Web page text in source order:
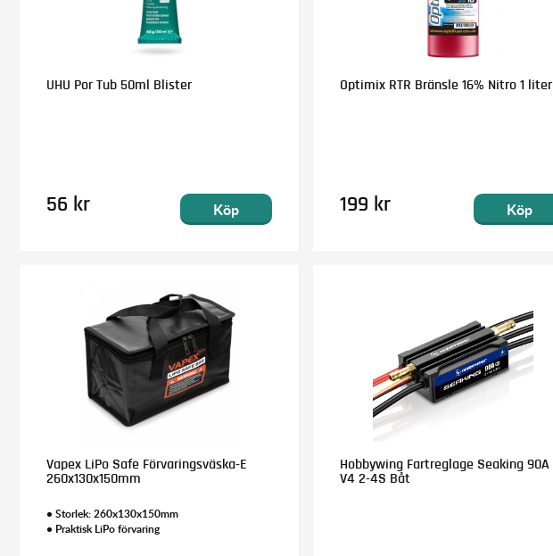
UHU Por Tub 50ml Blister
56 kr Köp
Optimix RTR Bränsle 16% Nitro 1 liter
199 kr Köp
Vapex LiPo Safe Förvaringsväska-E
260x130x150mm
• Storlek: 260x130x150mm
• Praktisk LiPo förvaring
Hobbywing Fartreglage Seaking 90A
V4 2-4S Båt